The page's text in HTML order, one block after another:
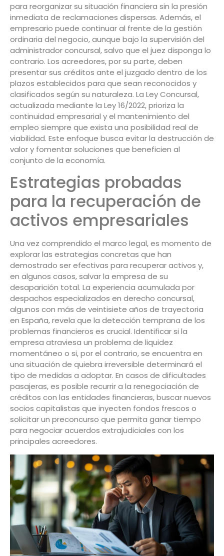
para reorganizar su situación financiera sin la presión
inmediata de reclamaciones dispersas. Además, el
empresario puede continuar al frente de la gestión
ordinaria del negocio, aunque bajo la supervisión del
administrador concursal, salvo que el juez disponga lo
contrario. Los acreedores, por su parte, deben
presentar sus créditos ante el juzgado dentro de los
plazos establecidos para que sean reconocidos y
clasificados según su naturaleza. La Ley Concursal,
actualizada mediante la Ley 16/2022, prioriza la
continuidad empresarial y el mantenimiento del
empleo siempre que exista una posibilidad real de
viabilidad. Este enfoque busca evitar la destrucción de
valor y fomentar soluciones que beneficien al
conjunto de la economía.
Estrategias probadas
para la recuperación de
activos empresariales
Una vez comprendido el marco legal, es momento de
explorar las estrategias concretas que han
demostrado ser efectivas para recuperar activos y,
en algunos casos, salvar la empresa de su
desaparición total. La experiencia acumulada por
despachos especializados en derecho concursal,
algunos con más de veintisiete años de trayectoria
en España, revela que la detección temprana de los
problemas financieros es crucial. Identificar si la
empresa atraviesa un problema de liquidez
momentáneo o si, por el contrario, se encuentra en
una situación de quiebra irreversible determinará el
tipo de medidas a adoptar. En casos de dificultades
pasajeras, es posible recurrir a la renegociación de
créditos con las entidades financieras, buscar nuevos
socios capitalistas que inyecten fondos frescos o
solicitar un preconcurso que permita ganar tiempo
para negociar acuerdos extrajudiciales con los
principales acreedores.